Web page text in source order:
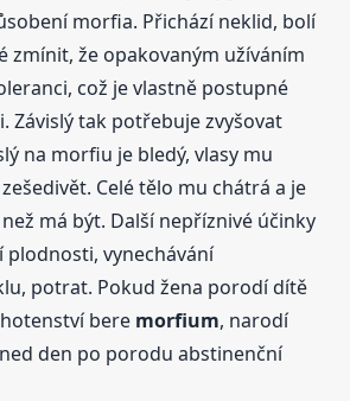
morfia. Přichází neklid, bolí
zmínit, že opakovaným užíváním
což je vlastně postupné
Závislý tak potřebuje zvyšovat
na morfiu je bledý, vlasy mu
Celé tělo mu chátrá a je
má být. Další nepříznivé účinky
vynechávání
potrat. Pokud žena porodí dítě
bere morfium, narodí
den po porodu abstinenční